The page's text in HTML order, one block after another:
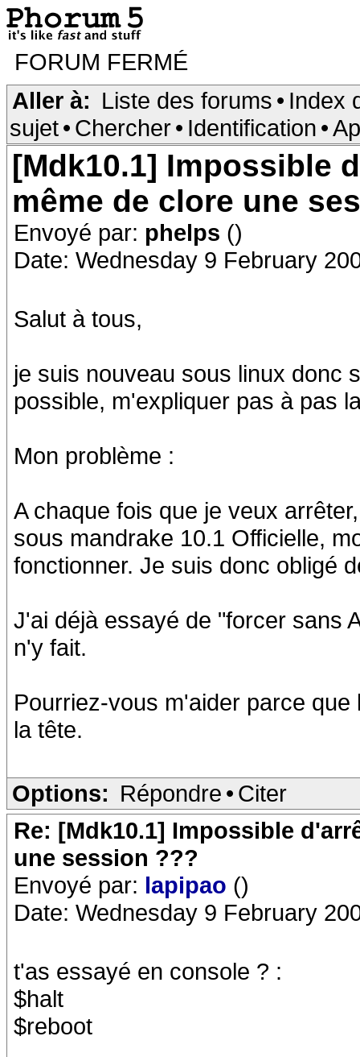
FORUM FERMÉ
Aller à: Liste des forums • Index
sujet• Chercher• Identification •
[Mdk10.1] Impossible
même de clore une
Envoyé par: phelps ()
Date: Wednesday 9 February
Salut à tous,
je suis nouveau sous linux donc
possible, m'expliquer pas à pas
Mon problème :
A chaque fois que je veux
sous mandrake 10.1 Officielle,
fonctionner. Je suis donc obligé
J'ai déjà essayé de "forcer sans
n'y fait.
Pourriez-vous m'aider parce
la tête.
Options: Répondre • Citer
Re: [Mdk10.1] Impossible
une session ???
Envoyé par: lapipao ()
Date: Wednesday 9 February
t'as essayé en console ? :
$halt
$reboot